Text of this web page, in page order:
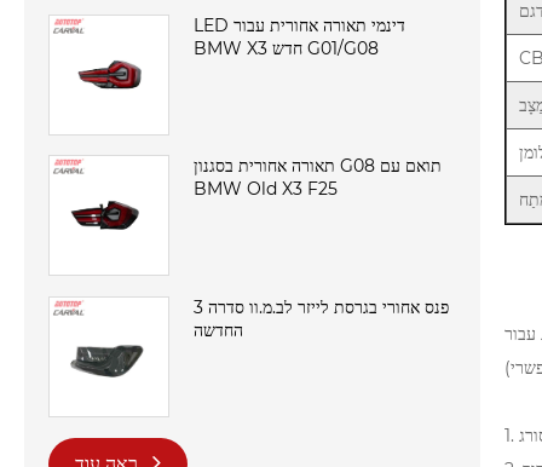
LED דינמי תאורה אחורית עבור
BMW X3 חדש G01/G08
תאורה אחורית בסגנון G08 תואם עם
BMW Old X3 F25
פנס אחורי בגרסת לייזר לב.מ.וו סדרה 3
החדשה